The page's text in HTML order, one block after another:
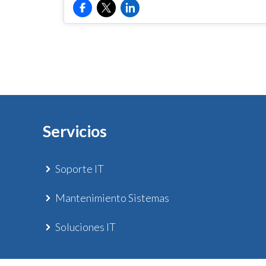
Servicios
Soporte IT
Mantenimiento Sistemas
Soluciones IT